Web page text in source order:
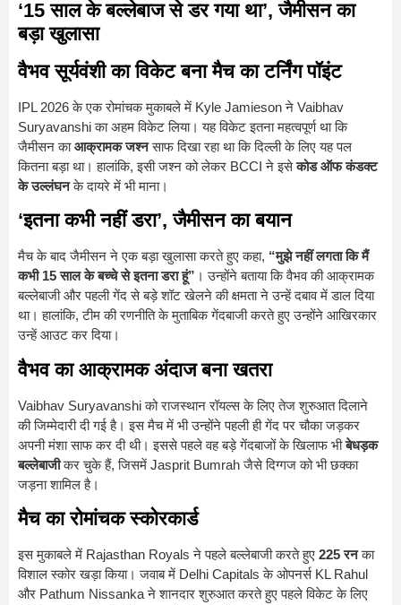
‘15 साल के बल्लेबाज से डर गया था’, जैमीसन का
बड़ा खुलासा
वैभव सूर्यवंशी का विकेट बना मैच का टर्निंग पॉइंट
IPL 2026 के एक रोमांचक मुकाबले में Kyle Jamiesonने Vaibhav
Suryavanshiका अहम विकेट लिया। यह विकेट इतना महत्वपूर्ण था कि
जैमीसन काआक्रामक जश्नसाफ दिखा रहा था कि दिल्ली के लिए यह पल
कितना बड़ा था। हालांकि, इसी जश्न को लेकर BCCI ने इसेकोड ऑफ कंडक्ट
के उल्लंघनके दायरे में भी माना।
‘इतना कभी नहीं डरा’, जैमीसन का बयान
मैच के बाद जैमीसन ने एक बड़ा खुलासा करते हुए कहा, “मुझे नहीं लगता कि मैं
कभी 15 साल के बच्चे से इतना डरा हूं” । उन्होंने बताया कि वैभव की आक्रामक
बल्लेबाजी और पहली गेंद से बड़े शॉट खेलने की क्षमता ने उन्हें दबाव में डाल दिया
था। हालांकि, टीम की रणनीति के मुताबिक गेंदबाजी करते हुए उन्होंने आखिरकार
उन्हें आउट कर दिया।
वैभव का आक्रामक अंदाज बना खतरा
Vaibhav Suryavanshiको राजस्थान रॉयल्स के लिए तेज शुरुआत दिलाने
की जिम्मेदारी दी गई है। इस मैच में भी उन्होंने पहली ही गेंद पर चौका जड़कर
अपनी मंशा साफ कर दी थी। इससे पहले वह बड़े गेंदबाजों के खिलाफ भीबेधड़क
बल्लेबाजीकर चुके हैं, जिसमें Jasprit Bumrahजैसे दिग्गज को भी छक्का
जड़ना शामिल है।
मैच का रोमांचक स्कोरकार्ड
इस मुकाबले में Rajasthan Royals ने पहले बल्लेबाजी करते हुए 225 रनका
विशाल स्कोर खड़ा किया। जवाब में Delhi Capitals के ओपनर्स KL Rahul
और Pathum Nissankaने शानदार शुरुआत करते हुए पहले विकेट के लिए